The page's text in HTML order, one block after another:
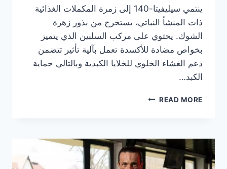
ينتمي سيليفيتا-140 إلى زمرة المكملات الغذائية
ذات المنشأ النباتي، يستخرج من بذور زهرة
الشوك. يحتوي على مركب السلبين الذي يتميز
بخواص مضادة للأكسدة تعمل بآلية تأثير تتضمن
دعم الغشاء الخلوي للخلايا الكبدية وبالتالي حماية
الكبد…
READ MOREمعلومات
السيليمارين
SILYVITA-
140